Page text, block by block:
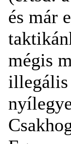
és már
mégis
illegális